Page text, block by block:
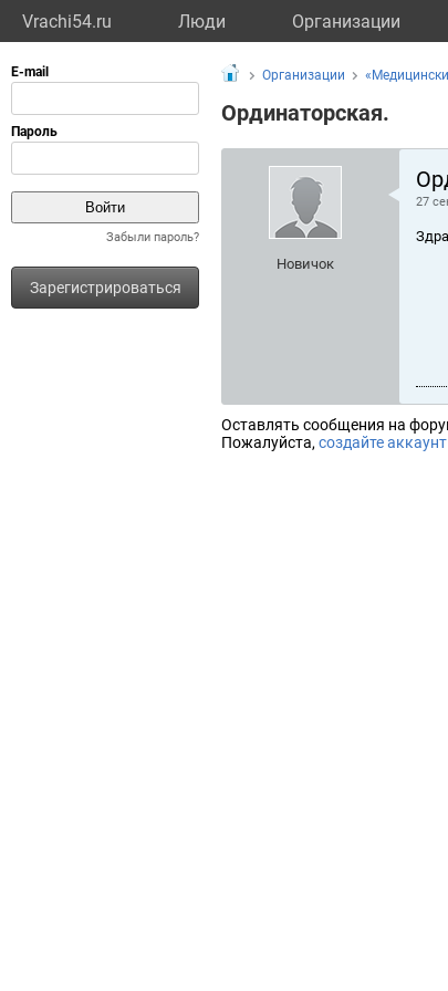
Vrachi54.ru Люди Организации
Забыли пароль?
Зарегистрироваться
Организации
Ординаторская.
Новичок
27
Оставлять сообщения на
Пожалуйста, создайте аккаунт